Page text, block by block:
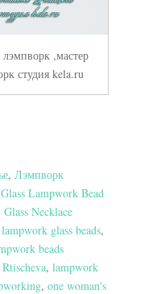
,мастер
студия kela.ru
, Лэмпворк
Glass Lampwork Bead
Glass Necklace
glass beads,
beads
, lampwork
, one woman's